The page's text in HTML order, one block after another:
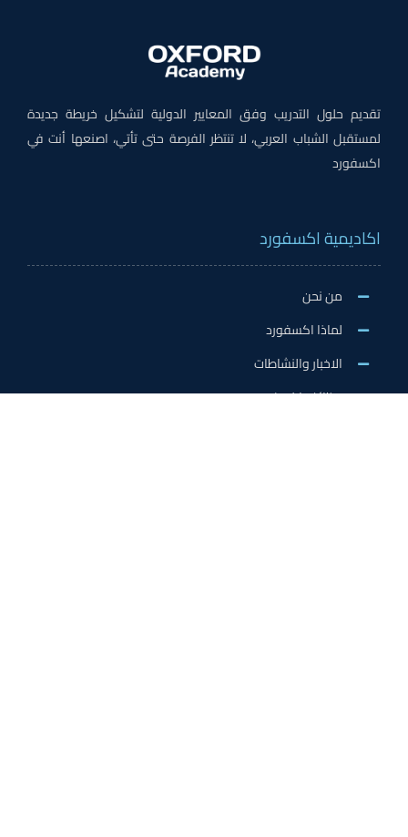
تقديم حلول التدريب وفق المعايير الدولية لتشكيل خريطة جديدة
لمستقبل الشباب العربي، لا تنتظر الفرصة حتى تأتي، اصنعها أنت في
اكسفورد
اكاديمية اكسفورد
من نحن
لماذا اكسفورد
الاخبار والنشاطات
وظائف اكسفورد